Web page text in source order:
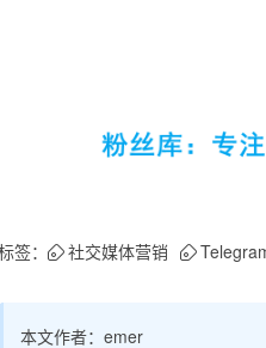
签： 社交媒体营销
本文作者： emer